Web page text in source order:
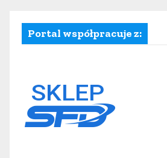
Portal współpracuje z: